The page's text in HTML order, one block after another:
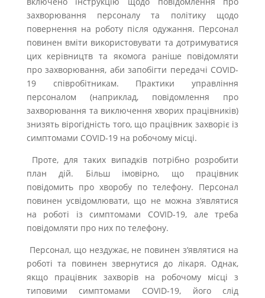
захворювання персоналу та політику щодо
повернення на роботу після одужання. Персонал
повинен вміти використовувати та дотримуватися
цих керівництв та якомога раніше повідомляти
про захворювання, аби запобігти передачі COVID-
19 співробітникам. Практики управління
персоналом (наприклад, повідомлення про
захворювання та виключення хворих працівників)
знизять вірогідність того, що працівник захворіє із
симптомами COVID-19 на робочому місці.
Проте, для таких випадків потрібно розробити
план дій. Більш імовірно, що працівник
повідомить про хворобу по телефону. Персонал
повинен усвідомлювати, що не можна з‘являтися
на роботі із симптомами COVID-19, але треба
повідомляти про них по телефону.
Персонал, що нездужає, не повинен з‘являтися на
роботі та повинен звернутися до лікаря. Однак,
якщо працівник захворів на робочому місці з
типовими симптомами COVID-19, його слід